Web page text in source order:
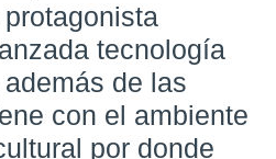
tecnología
de las
con el ambiente
por donde